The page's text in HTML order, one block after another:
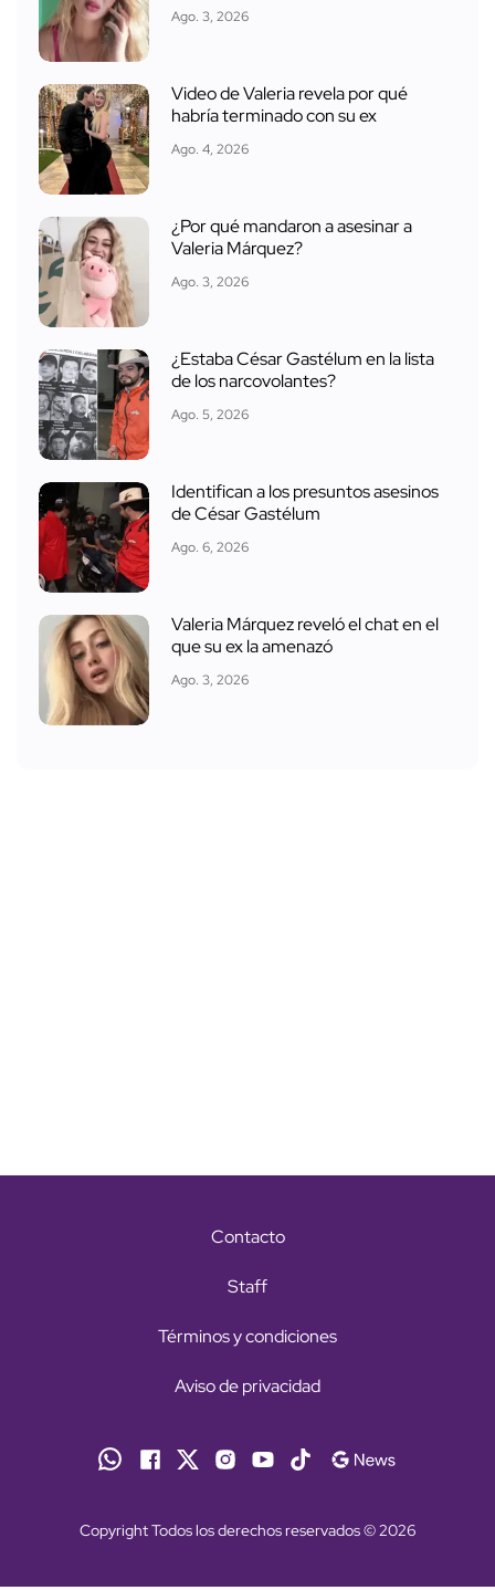
Ago. 3, 2026
Video de Valeria revela por qué
habría terminado con su ex
Ago. 4, 2026
¿Por qué mandaron a asesinar a
Valeria Márquez?
Ago. 3, 2026
¿Estaba César Gastélum en la lista
de los narcovolantes?
Ago. 5, 2026
Identifican a los presuntos asesinos
de César Gastélum
Ago. 6, 2026
Valeria Márquez reveló el chat en el
que su ex la amenazó
Ago. 3, 2026
Contacto
Staff
Términos y condiciones
Aviso de privacidad
Copyright Todos los derechos reservados © 2026